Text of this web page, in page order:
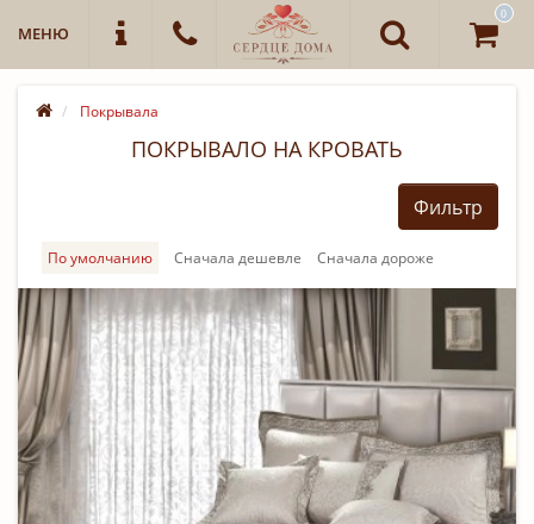
МЕНЮ
0
Покрывала
ПОКРЫВАЛО НА КРОВАТЬ
Фильтр
По умолчанию Cначала дешевле Cначала дороже